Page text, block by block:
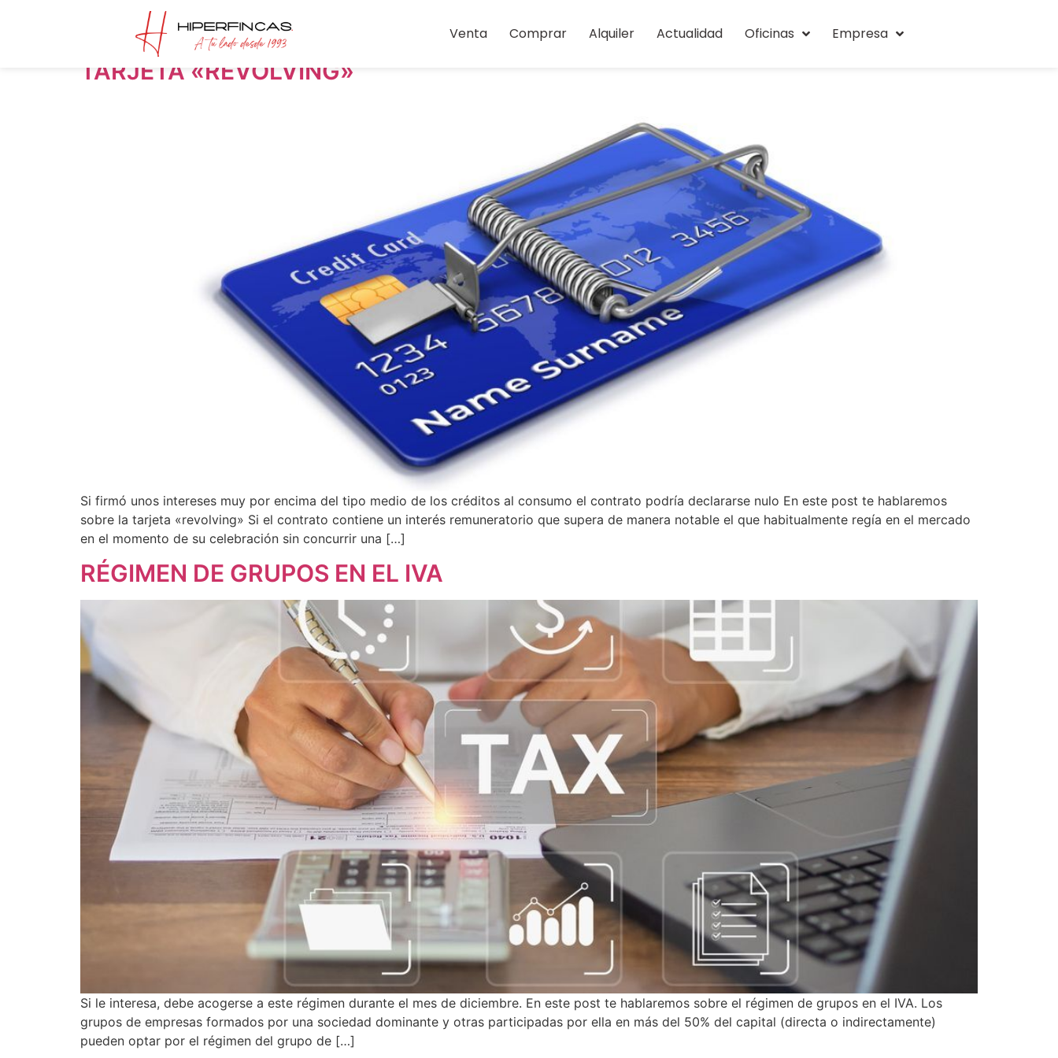
Venta Comprar Alquiler Actualidad Oficinas Empresa
Día:28 de noviembre de 2022
TARJETA «REVOLVING»
Si firmó unos intereses muy por encima del tipo medio de los créditos al consumo el contrato podría declararse nulo En este post te hablaremos
sobre la tarjeta «revolving» Si el contrato contiene un interés remuneratorio que supera de manera notable el que habitualmente regía en el mercado
en el momento de su celebración sin concurrir una […]
RÉGIMEN DE GRUPOS EN EL IVA
Si le interesa, debe acogerse a este régimen durante el mes de diciembre. En este post te hablaremos sobre el régimen de grupos en el IVA. Los
grupos de empresas formados por una sociedad dominante y otras participadas por ella en más del 50% del capital (directa o indirectamente)
pueden optar por el régimen del grupo de […]